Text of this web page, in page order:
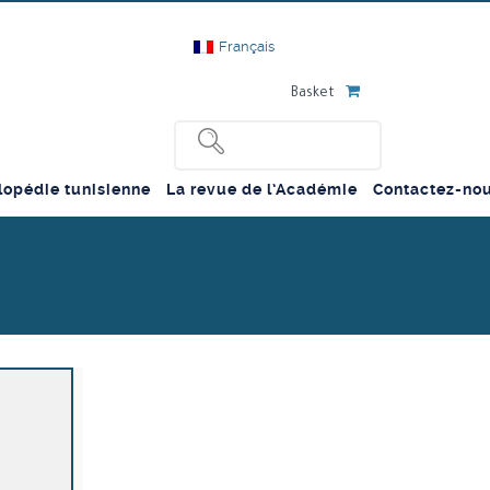
Français
Basket
tunisienne La revue de l’Académie Contactez-